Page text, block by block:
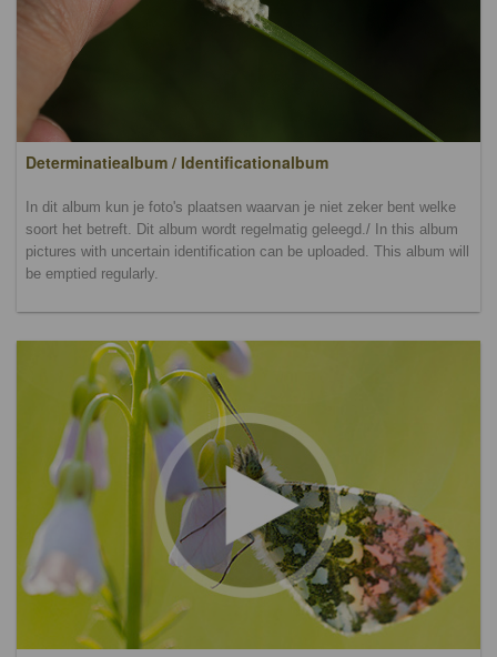
Determinatiealbum / Identificationalbum
In dit album kun je foto's plaatsen waarvan je niet zeker bent welke
soort het betreft. Dit album wordt regelmatig geleegd./ In this album
pictures with uncertain identification can be uploaded. This album will
be emptied regularly.